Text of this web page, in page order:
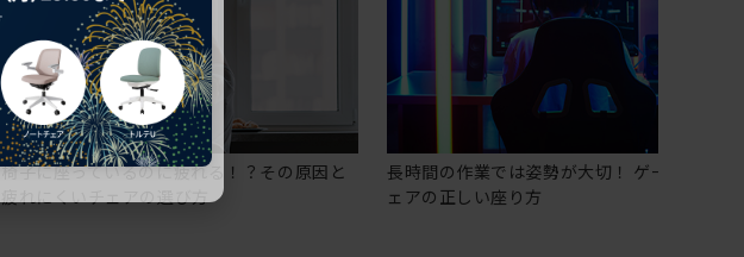
椅子に座っているのに疲れる！？その原因と
疲れにくいチェアの選び方
長時間の作業では姿勢が大切！ ゲーミングチ
ェアの正しい座り方